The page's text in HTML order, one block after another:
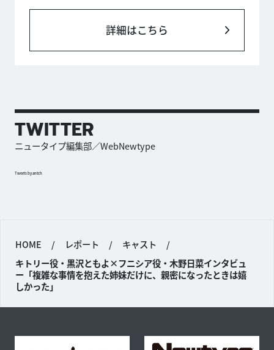
詳細はこちら
TWITTER
ニュータイプ編集部／WebNewtype
Tweets by antch
HOME / レポート / キャスト
/
キトリー役・黒沢ともよ×フニシア役・木野日菜インタビュ
ー「複雑な事情を抱えた姉妹だけに、親密になったときは嬉
しかった」